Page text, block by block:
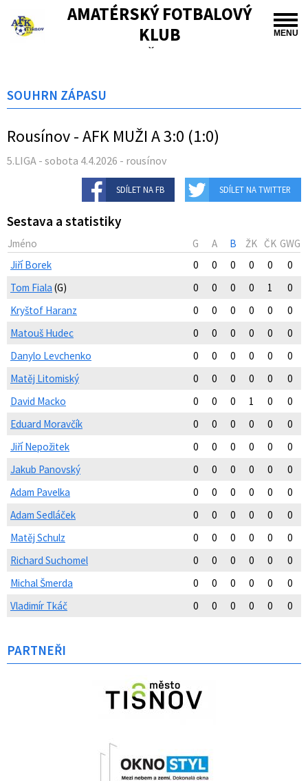
MENU
AMATÉRSKÝ FOTBALOVÝ
KLUB
TIŠNOV
SOUHRN ZÁPASU
Rousínov - AFK MUŽI A 3:0 (1:0)
5.LIGA - sobota 4.4.2026 - rousínov
SDÍLET NA FB SDÍLET NA TWITTER
Sestava a statistiky
Jméno G A B ŽK ČK GWG
Jiří Borek
0 0 0 0 0
0
Tom Fiala (G) 0 0 0 0 1
0
Kryštof Haranz
0 0 0 0 0
0
Matouš Hudec
0 0 0 0 0
0
Danylo Levchenko
0 0 0 0 0
0
Matěj Litomiský
0 0 0 0 0
0
David Macko
0 0 0 1 0
0
Eduard Moravčík
0 0 0 0 0
0
Jiří Nepožitek
0 0 0 0 0
0
Jakub Panovský
0 0 0 0 0
0
Adam Pavelka
0 0 0 0 0
0
Adam Sedláček
0 0 0 0 0
0
Matěj Schulz
0 0 0 0 0
0
Richard Suchomel
0 0 0 0 0
0
Michal Šmerda
0 0 0 0 0
0
Vladimír Tkáč
0 0 0 0 0 0
PARTNEŘI